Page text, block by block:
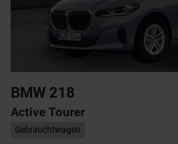
BMW 218
Active Tourer
Gebrauchtwagen